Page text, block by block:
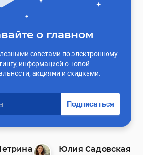
о главном
советами по электронному
информацией о новой
акциями и скидками.
Подписаться
Юлия Садовская